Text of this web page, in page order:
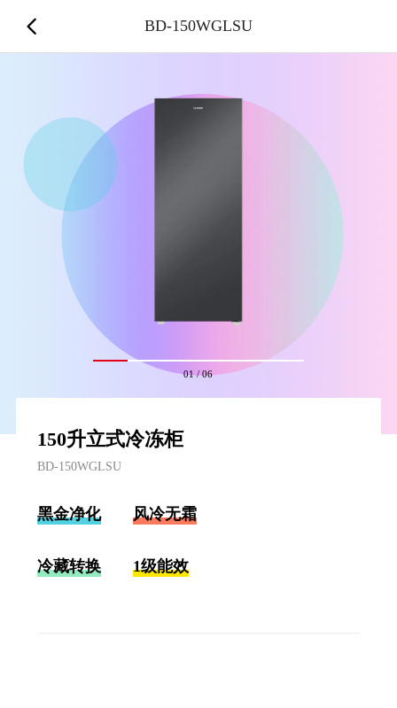
01/06
150升立式冷冻柜
BD-150WGLSU
黑金净化 风冷无霜
冷藏转换 1级能效
BD-150WGLSU